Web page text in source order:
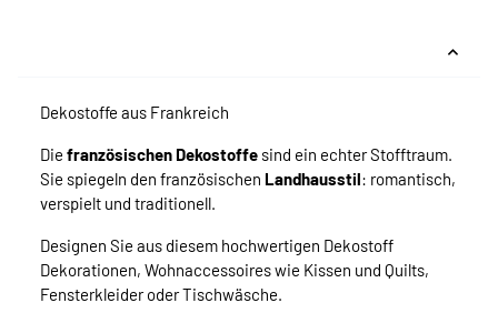
Dekostoffe aus Frankreich
Die französischen Dekostoffe sind ein echter Stofftraum.
Sie spiegeln den französischen Landhausstil: romantisch,
verspielt und traditionell.
Designen Sie aus diesem hochwertigen Dekostoff
Dekorationen, Wohnaccessoires wie Kissen und Quilts,
Fensterkleider oder Tischwäsche.